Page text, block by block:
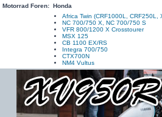
Motorrad Foren: Honda
Africa Twin (CRF1000L, CRF250L,
NC 700/750 X, NC 700/750 S
VFR 800/1200 X Crosstourer
MSX 125
CB 1100 EX/RS
Integra 700/750
CTX700N
NM4 Vultus